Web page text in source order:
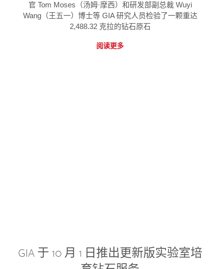
官 Tom Moses（汤姆·摩西）和研发部副总裁 Wuyi
Wang（王五一）博士等 GIA 研究人员检验了一颗重达
2,488.32 克拉的钻石原石
阅读更多
GIA 于 10 月 1 日推出更新版实验室培